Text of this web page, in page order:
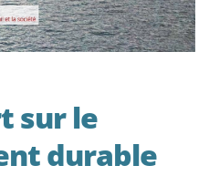
sur le
durable